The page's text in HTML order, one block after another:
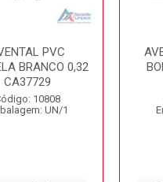
PVC
BRANCO 0,32
CA37729
10808
UN/1